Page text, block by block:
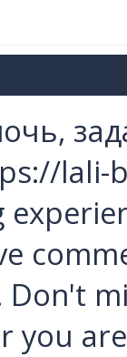
lali-
you